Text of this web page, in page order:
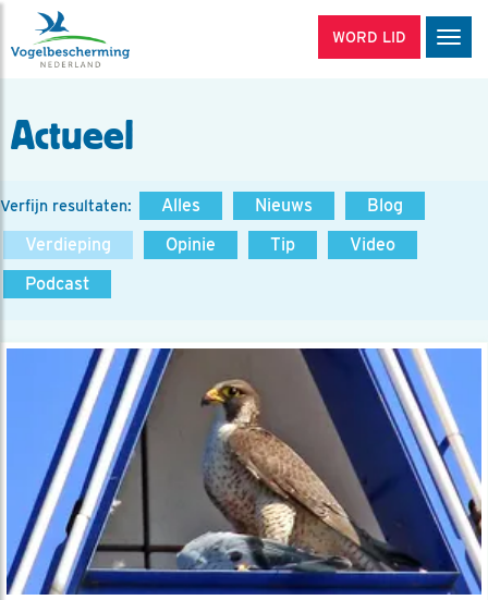
WORD LID
Actueel
Verfijn resultaten: Alles Nieuws
Blog
Verdieping
Opinie Tip
Video
Podcast